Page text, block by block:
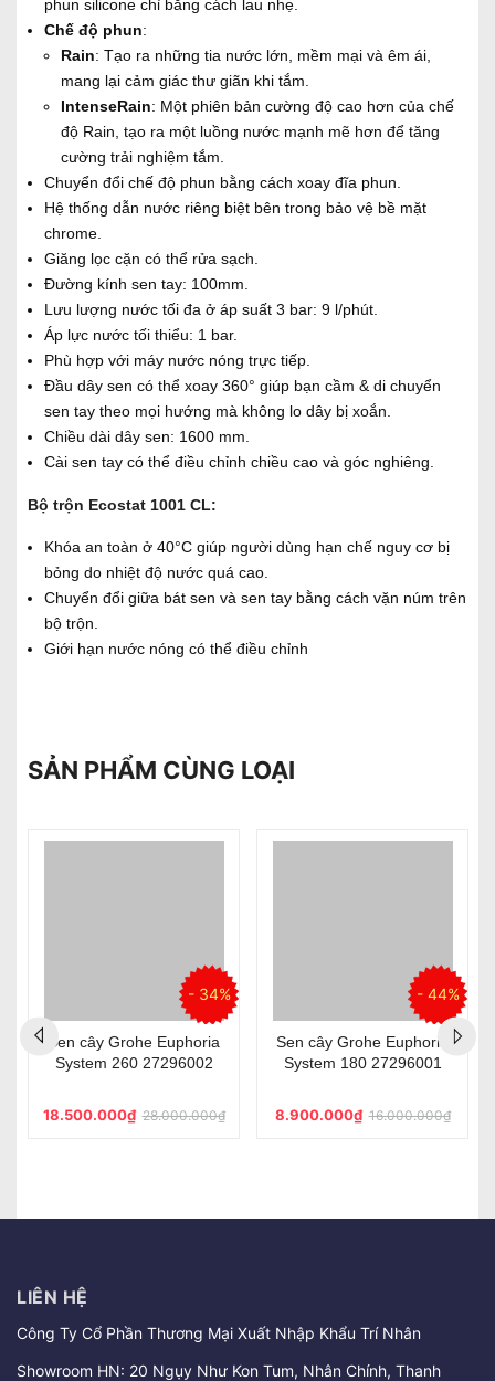
phun silicone chỉ bằng cách lau nhẹ.
Chế độ phun:
Rain: Tạo ra những tia nước lớn, mềm mại và êm ái,
mang lại cảm giác thư giãn khi tắm.
IntenseRain: Một phiên bản cường độ cao hơn của chế
độ Rain, tạo ra một luồng nước mạnh mẽ hơn để tăng
cường trải nghiệm tắm.
Chuyển đổi chế độ phun bằng cách xoay đĩa phun.
Hệ thống dẫn nước riêng biệt bên trong bảo vệ bề mặt
chrome.
Giăng lọc cặn có thể rửa sạch.
Đường kính sen tay: 100mm.
Lưu lượng nước tối đa ở áp suất 3 bar: 9 l/phút.
Áp lực nước tối thiểu: 1 bar.
Phù hợp với máy nước nóng trực tiếp.
Đầu dây sen có thể xoay 360° giúp bạn cầm & di chuyển
sen tay theo mọi hướng mà không lo dây bị xoắn.
Chiều dài dây sen: 1600 mm.
Cài sen tay có thể điều chỉnh chiều cao và góc nghiêng.
Bộ trộn Ecostat 1001 CL:
Khóa an toàn ở 40°C giúp người dùng hạn chế nguy cơ bị
bỏng do nhiệt độ nước quá cao.
Chuyển đổi giữa bát sen và sen tay bằng cách vặn núm trên
bộ trộn.
Giới hạn nước nóng có thể điều chỉnh
SẢN PHẨM CÙNG LOẠI
- 34%
Sen cây Grohe Euphoria
System 260 27296002
18.500.000₫28.000.000₫
- 44%
Sen cây Grohe Euphoria
System 180 27296001
8.900.000₫16.000.000₫
LIÊN HỆ
Công Ty Cổ Phần Thương Mại Xuất Nhập Khẩu Trí Nhân
Showroom HN: 20 Ngụy Như Kon Tum, Nhân Chính, Thanh